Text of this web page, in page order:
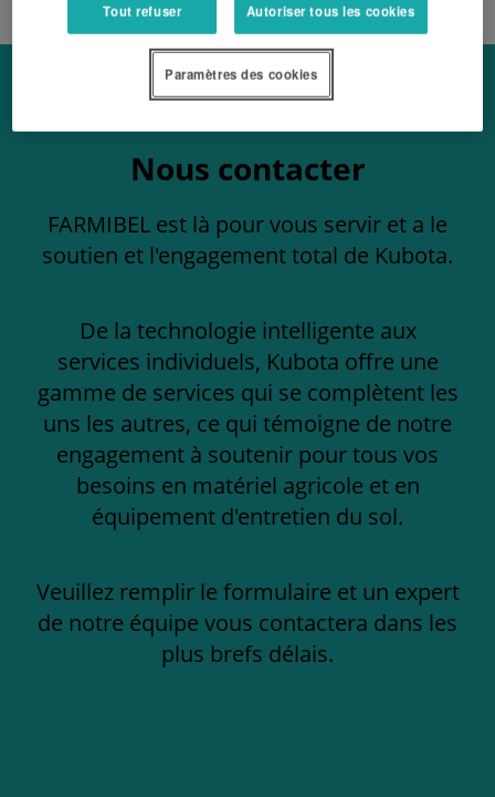
Nous contacter
FARMIBEL est là pour vous servir et a le
soutien et l'engagement total de Kubota.
De la technologie intelligente aux
services individuels, Kubota offre une
gamme de services qui se complètent les
uns les autres, ce qui témoigne de notre
engagement à soutenir pour tous vos
besoins en matériel agricole et en
équipement d'entretien du sol.
Veuillez remplir le formulaire et un expert
de notre équipe vous contactera dans les
plus brefs délais.
Tout refuser Autoriser tous les cookies
Paramètres des cookies